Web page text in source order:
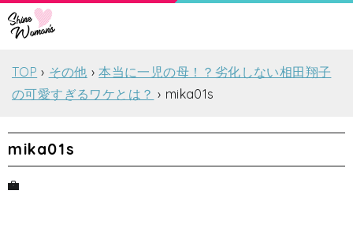
TOP その他
本当に一児の母！？劣化しない相田翔子
の可愛すぎるワケとは？
mika01s
mika01s